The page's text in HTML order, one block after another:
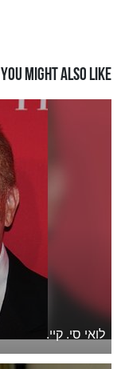
You might also like
לואי סי. קיי.